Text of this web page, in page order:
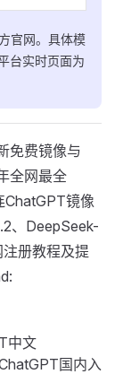
官网。具体模
台实时页面为
免费镜像与
全网最全
ChatGPT镜像
、DeepSeek-
册教程及提
中文
国内入